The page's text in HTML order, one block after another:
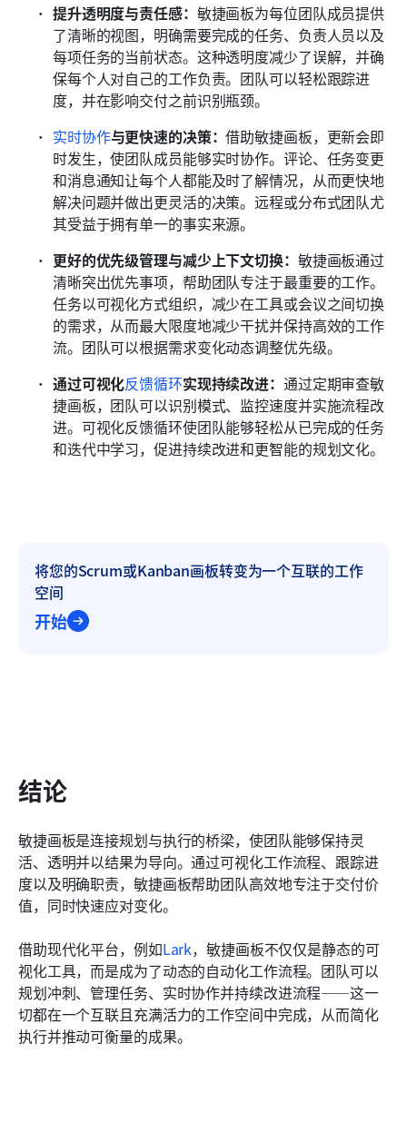
提升透明度与责任感： 敏捷画板为每位团队成员提供
了清晰的视图，明确需要完成的任务、负责人员以及
每项任务的当前状态。这种透明度减少了误解，并确
保每个人对自己的工作负责。团队可以轻松跟踪进
度，并在影响交付之前识别瓶颈。
实时协作与更快速的决策：借助敏捷画板，更新会即
时发生，使团队成员能够实时协作。评论、任务变更
和消息通知让每个人都能及时了解情况，从而更快地
解决问题并做出更灵活的决策。远程或分布式团队尤
其受益于拥有单一的事实来源。
更好的优先级管理与减少上下文切换： 敏捷画板通过
清晰突出优先事项，帮助团队专注于最重要的工作。
任务以可视化方式组织，减少在工具或会议之间切换
的需求，从而最大限度地减少干扰并保持高效的工作
流。团队可以根据需求变化动态调整优先级。
通过可视化反馈循环实现持续改进： 通过定期审查敏
捷画板，团队可以识别模式、监控速度并实施流程改
进。可视化反馈循环使团队能够轻松从已完成的任务
和迭代中学习，促进持续改进和更智能的规划文化。
将您的Scrum或Kanban画板转变为一个互联的工作
空间
开始
结论
敏捷画板是连接规划与执行的桥梁，使团队能够保持灵
活、透明并以结果为导向。通过可视化工作流程、跟踪进
度以及明确职责，敏捷画板帮助团队高效地专注于交付价
值，同时快速应对变化。
借助现代化平台，例如Lark，敏捷画板不仅仅是静态的可
视化工具，而是成为了动态的自动化工作流程。团队可以
规划冲刺、管理任务、实时协作并持续改进流程——这一
切都在一个互联且充满活力的工作空间中完成，从而简化
执行并推动可衡量的成果。